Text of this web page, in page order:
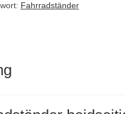
Fahrradständer